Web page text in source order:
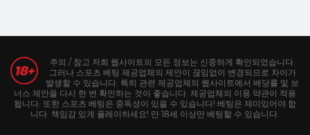
주의 / 참고 저희 웹사이트의 모든 정보는 신중하게 확인되었습니다.
그러나 스포츠 베팅 제공업체의 제안이 끊임없이 변경되므로 차이가
발생할 수 있습니다. 특히 관련 제공업체의 웹사이트에서 배당률 및 보
너스 제안을 다시 한 번 확인하는 것이 좋습니다. 제공업체의 이용 약관이 적용
됩니다. 또한 스포츠 베팅은 중독성이 있을 수 있습니다! 베팅은 재미있어야 합
니다. 책임감 있게 플레이하세요! 만 18세 이상만 베팅할 수 있습니다.